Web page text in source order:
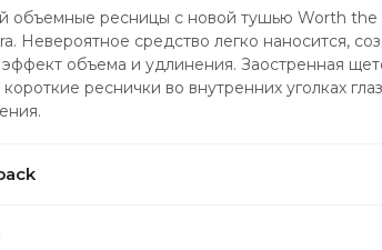
объемные ресницы с новой тушью Worth
Невероятное средство легко наносится,
объема и удлинения. Заостренная
реснички во внутренних уголках